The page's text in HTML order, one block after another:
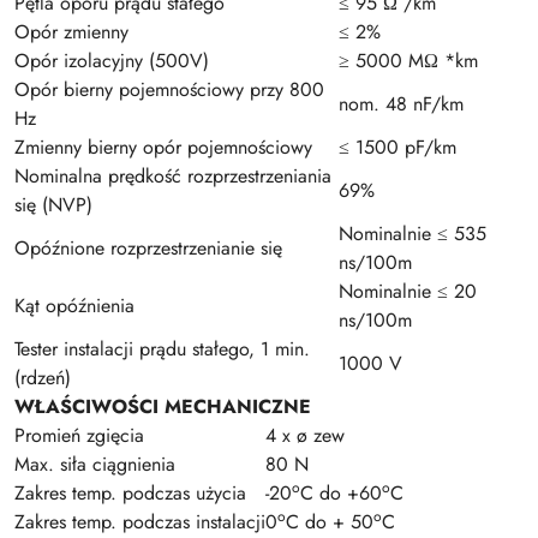
Opór zmienny
≤ 2%
Opór izolacyjny (500V)
≥ 5000 MΩ *km
Opór bierny pojemnościowy przy 800
Hz
nom. 48 nF/km
Zmienny bierny opór pojemnościowy
≤ 1500 pF/km
Nominalna prędkość rozprzestrzeniania
się (NVP)
69%
Opóźnione rozprzestrzenianie się
Nominalnie ≤ 535
ns/100m
Kąt opóźnienia
Nominalnie ≤ 20
ns/100m
Tester instalacji prądu stałego, 1 min.
(rdzeń)
1000 V
WŁAŚCIWOŚCI MECHANICZNE
Promień zgięcia
4 x ø zew
Max. siła ciągnienia
80 N
Zakres temp. podczas użycia
-20oC do +60oC
Zakres temp. podczas instalacji0oC do + 50oC